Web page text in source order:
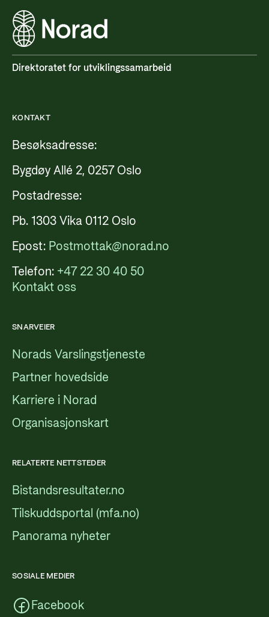
Direktoratet for utviklingssamarbeid
KONTAKT
Besøksadresse:
Bygdøy Allé 2, 0257 Oslo
Postadresse:
Pb. 1303 Vika 0112 Oslo
Epost: Postmottak@norad.no
Telefon: +47 22 30 40 50
Kontakt oss
SNARVEIER
Norads Varslingstjeneste
Partner hovedside
Karriere i Norad
Organisasjonskart
RELATERTE NETTSTEDER
Bistandsresultater.no
Tilskuddsportal (mfa.no)
Panorama nyheter
SOSIALE MEDIER
Facebook